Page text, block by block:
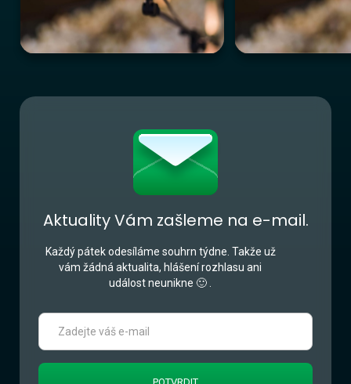
Aktuality Vám zašleme na e-mail.
Každý pátek odesíláme souhrn týdne. Takže už
vám žádná aktualita, hlášení rozhlasu ani
událost neunikne 🙂 .